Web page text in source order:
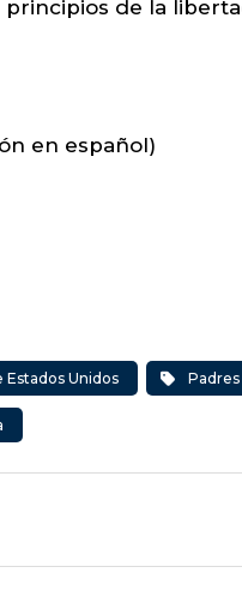
de la
en español)
Estados Unidos